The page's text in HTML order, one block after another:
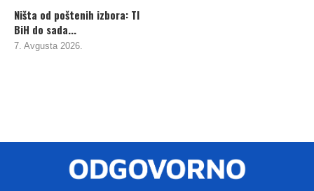
Ništa od poštenih izbora: TI
BiH do sada...
7. Avgusta 2026.